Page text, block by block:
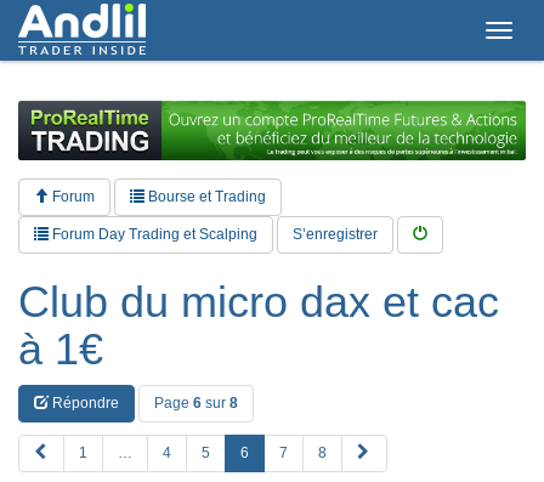
T
g
l
e
n
Forum Bourse et Trading
Forum Day Trading et Scalping S’enregistrer
Club du micro dax et cac
à 1€
Répondre Page 6 sur 8
R
1 … 4 5 6 7 8
u